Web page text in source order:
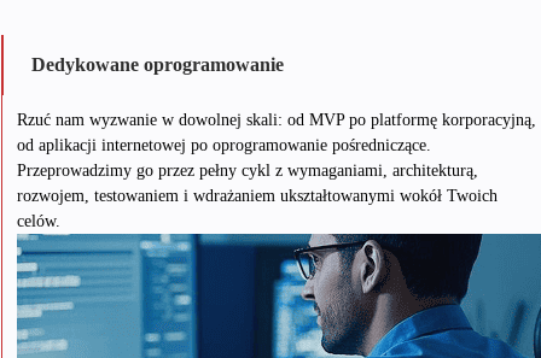
Dedykowane oprogramowanie
Rzuć nam wyzwanie w dowolnej skali: od MVP po platformę korporacyjną,
od aplikacji internetowej po oprogramowanie pośredniczące.
Przeprowadzimy go przez pełny cykl z wymaganiami, architekturą,
rozwojem, testowaniem i wdrażaniem ukształtowanymi wokół Twoich
celów.